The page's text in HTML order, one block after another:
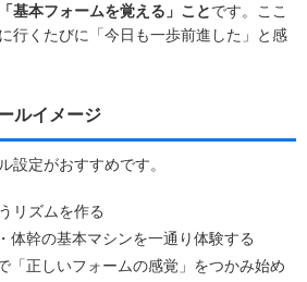
基本フォームを覚える」ことです。ここ
行くたびに「今日も一歩前進した」と感
ルイメージ
設定がおすすめです。
リズムを作る
体幹の基本マシンを一通り体験する
「正しいフォームの感覚」をつかみ始め